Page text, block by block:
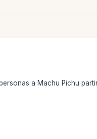
a Machu Pichu